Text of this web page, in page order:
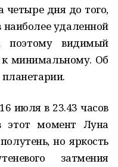
четыре дня до того,
наиболее удаленной
поэтому видимый
минимальному. Об
июля в 23.43 часов
этот момент Луна
но яркость
затмения